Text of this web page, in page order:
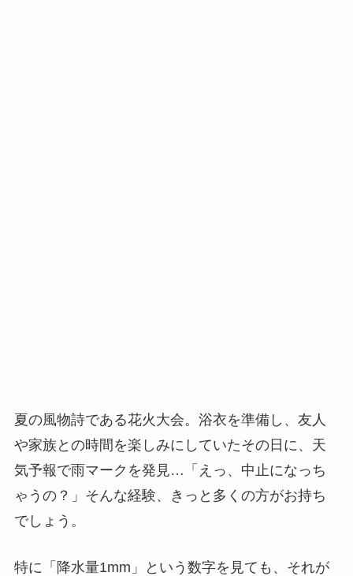
夏の風物詩である花火大会。浴衣を準備し、友人
や家族との時間を楽しみにしていたその日に、天
気予報で雨マークを発見…「えっ、中止になっち
ゃうの？」そんな経験、きっと多くの方がお持ち
でしょう。
特に「降水量1mm」という数字を見ても、それが